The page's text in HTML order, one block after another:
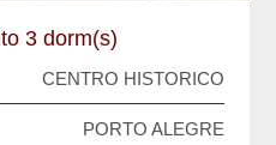
3 dorm(s)
CENTRO HISTORICO
PORTO ALEGRE